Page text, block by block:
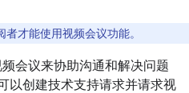
者才能使用视频会议功能。
会议来协助沟通和解决问题
以创建技术支持请求并请求视